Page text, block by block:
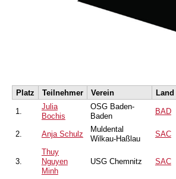
Platz Teilnehmer Verein Land
1.
Julia
Bochis
OSG Baden-
Baden
BAD
2. Anja Schulz
Muldental
Wilkau-Haßlau
SAC
3.
Thuy
Nguyen
Minh
USG Chemnitz SAC